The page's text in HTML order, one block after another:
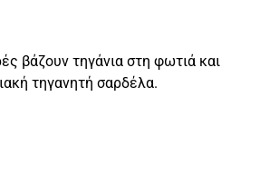
βάζουν τηγάνια στη φωτιά και
τηγανητή σαρδέλα.